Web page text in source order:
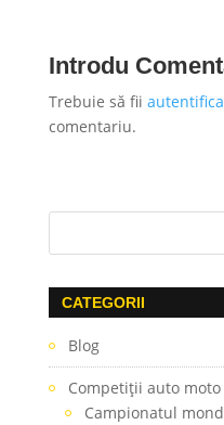
Introdu
Trebuie să fii
comentariu.
CATEGORII
Blog
Competiţii auto moto
Campionatul